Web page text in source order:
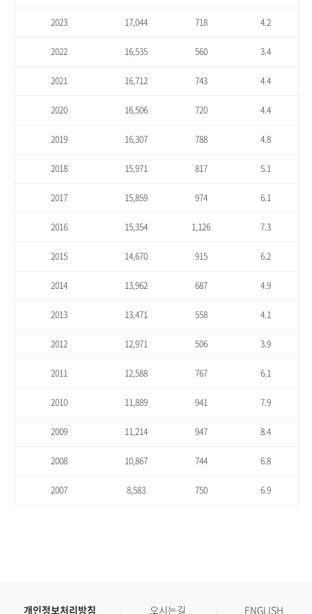
2023 17,044 718 4.2
2022 16,535 560 3.4
2021 16,712 743 4.4
2020 16,506 720 4.4
2019 16,307 788 4.8
2018 15,971 817 5.1
2017 15,859 974 6.1
2016 15,354 1,126 7.3
2015 14,670 915 6.2
2014 13,962 687 4.9
2013 13,471 558 4.1
2012 12,971 506 3.9
2011 12,588 767 6.1
2010 11,889 941 7.9
2009 11,214 947 8.4
2008 10,867 744 6.8
2007 8,583 750 6.9
개인정보처리방침 오시는길 ENGLISH